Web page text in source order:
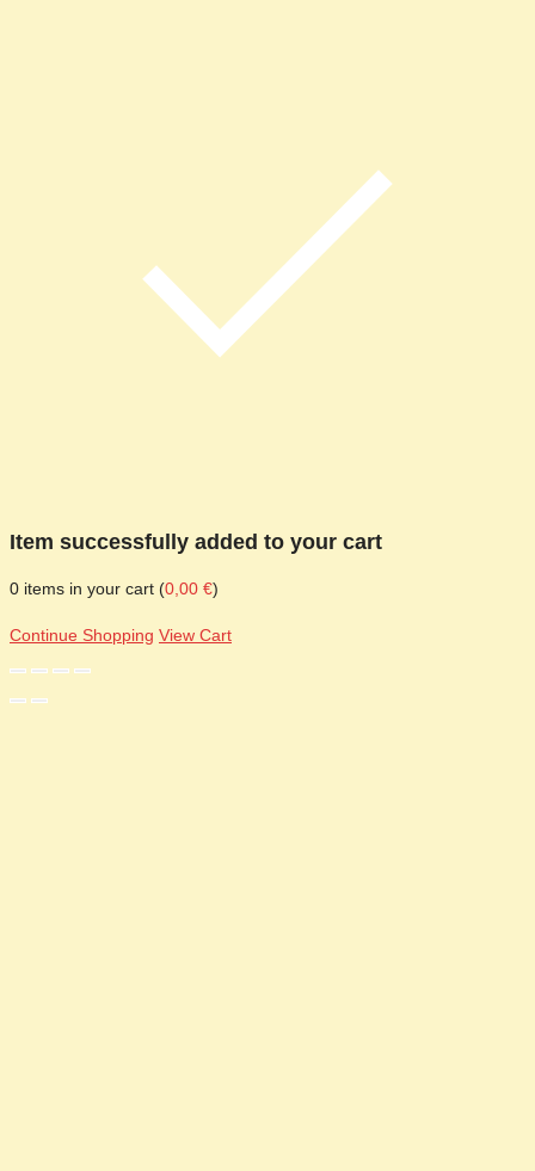
Item successfully added to your cart
0 items in your cart (0,00 €)
Continue Shopping View Cart